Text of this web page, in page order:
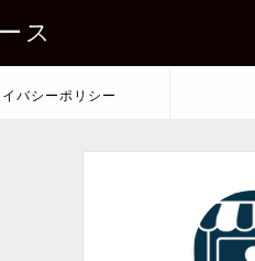
ス
バシーポリシー